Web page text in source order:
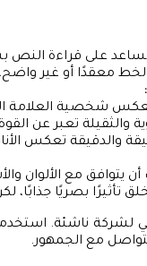
على قراءة النص
معقدًا أو غير
شخصية العلامة
والثقيلة تعبر عن
والدقيقة تعكس
يتوافق مع الألوان
تأثيرًا بصريًا جذابًا،
لشركة ناشئة.
مع الجمهور.